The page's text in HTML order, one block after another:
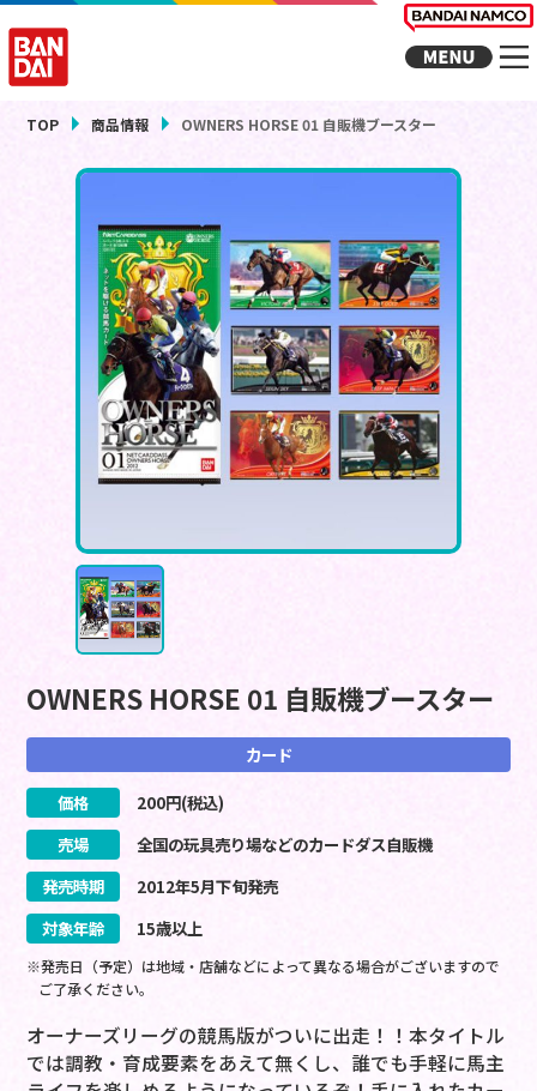
TOP 商品情報 OWNERS HORSE 01 自販機ブースター
OWNERS HORSE 01 自販機ブースター
カード
価格 200円(税込)
売場
全国の玩具売り場などのカードダス自販機
発売時期
2012年5月下旬発売
対象年齢
15歳以上
※発売日（予定）は地域・店舗などによって異なる場合がございますので
ご了承ください。
オーナーズリーグの競馬版がついに出走！！本タイトル
では調教・育成要素をあえて無くし、誰でも手軽に馬主